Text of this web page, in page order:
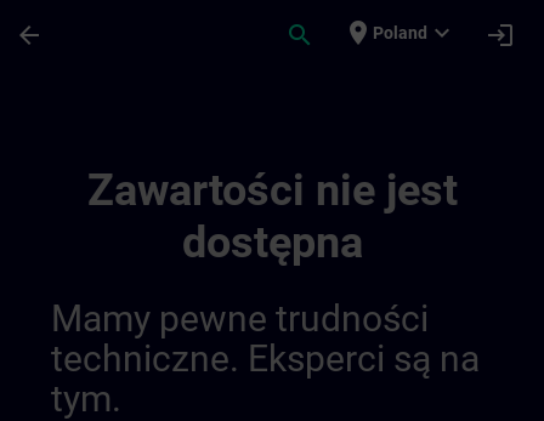
arrow_back search place Poland expand_more login
Zawartości nie jest
dostępna
Mamy pewne trudności
techniczne. Eksperci są na
tym.